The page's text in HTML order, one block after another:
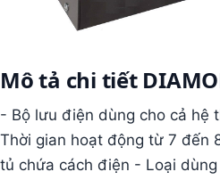
Mô tả chi tiết
- Bộ lưu điện dùng cho cả hệ
Thời gian hoạt động từ 7 đến
tủ chứa cách điện - Loại